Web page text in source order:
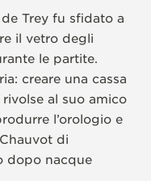
de Trey fu sfidato a
il vetro degli
le partite.
creare una cassa
al suo amico
l’orologio e
di
dopo nacque